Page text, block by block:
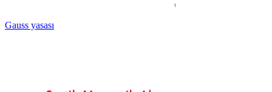
Gauss yasası